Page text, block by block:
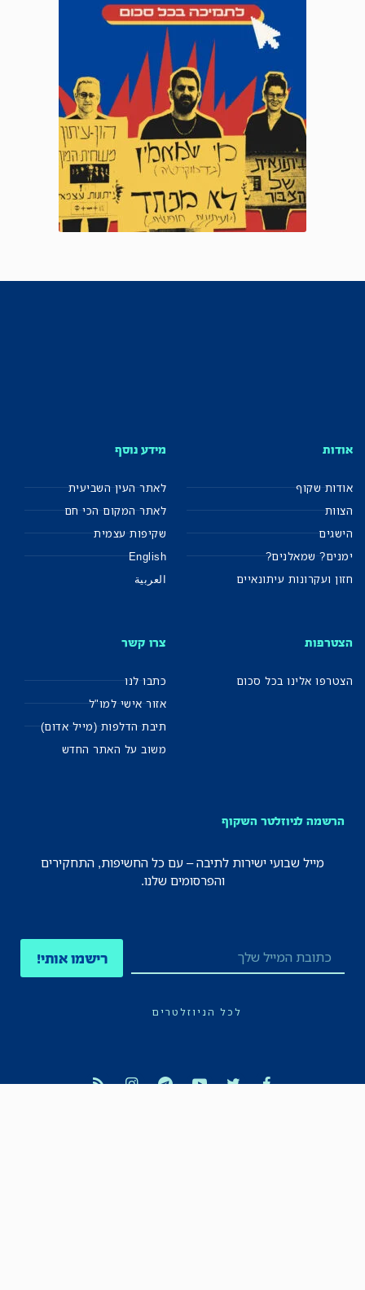
אודות
אודות שקוף
הצוות
הישגים
ימנים? שמאלנים?
חזון ועקרונות עיתונאיים
מידע נוסף
לאתר העין השביעית
לאתר המקום הכי חם
שקיפות עצמית
English
العربية
הצטרפות
הצטרפו אלינו בכל סכום
צרו קשר
כתבו לנו
אזור אישי למו"ל
תיבת הדלפות (מייל אדום)
משוב על האתר החדש
הרשמה לניוזלטר השקוף
מייל שבועי ישירות לתיבה – עם כל החשיפות, התחקירים
והפרסומים שלנו.
רישמו אותי!
לכל הניוזלטרים